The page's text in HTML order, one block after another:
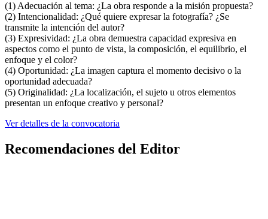
(1) Adecuación al tema: ¿La obra responde a la misión propuesta?
(2) Intencionalidad: ¿Qué quiere expresar la fotografía? ¿Se
transmite la intención del autor?
(3) Expresividad: ¿La obra demuestra capacidad expresiva en
aspectos como el punto de vista, la composición, el equilibrio, el
enfoque y el color?
(4) Oportunidad: ¿La imagen captura el momento decisivo o la
oportunidad adecuada?
(5) Originalidad: ¿La localización, el sujeto u otros elementos
presentan un enfoque creativo y personal?
Ver detalles de la convocatoria
Recomendaciones del Editor